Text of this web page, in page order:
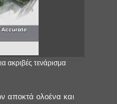
ακριβές τενάρισμα
αποκτά ολοένα και